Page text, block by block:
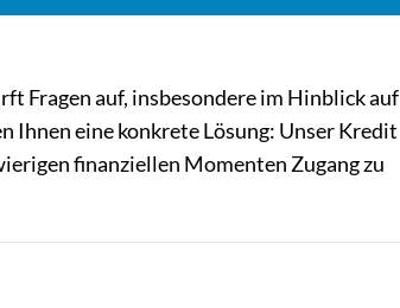
Fragen auf, insbesondere im Hinblick auf
Ihnen eine konkrete Lösung: Unser Kredit
finanziellen Momenten Zugang zu